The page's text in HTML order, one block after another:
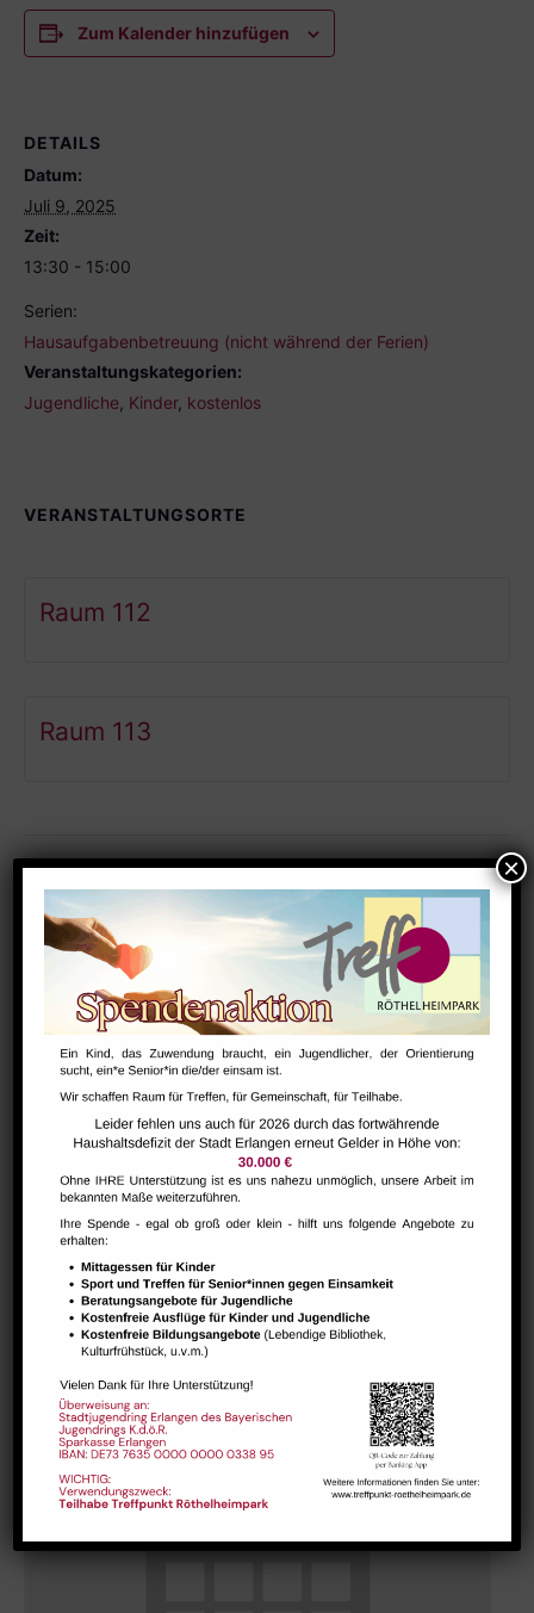
Zum Kalender hinzufügen
DETAILS
Datum:
Juli 9, 2025
Zeit:
13:30 - 15:00
Serien:
Hausaufgabenbetreuung (nicht während der Ferien)
Veranstaltungskategorien:
Jugendliche Kinder, kostenlos
VERANSTALTUNGSORTE
Raum 112
Raum 113
Ähnliche Veranstaltungen
Hausaufgabenbetreuung (nicht während der Ferien)
August 7 @ 13:30 - 15:00